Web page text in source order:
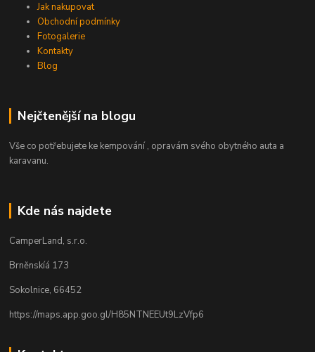
Jak nakupovat
Obchodní podmínky
Fotogalerie
Kontakty
Blog
Nejčtenější na blogu
Vše co potřebujete ke kempování , opravám svého obytného auta a
karavanu.
Kde nás najdete
CamperLand, s.r.o.
Brněnskíá 173
Sokolnice, 66452
https://maps.app.goo.gl/H85NTNEEUt9LzVfp6